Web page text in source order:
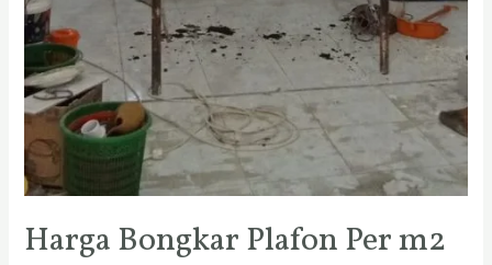
Harga Bongkar Plafon Per m2